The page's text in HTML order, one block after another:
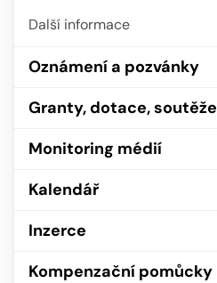
Další informace
Oznámení a pozvánky
Granty, dotace, soutěže
Monitoring médií
Kalendář
Inzerce
Kompenzační pomůcky